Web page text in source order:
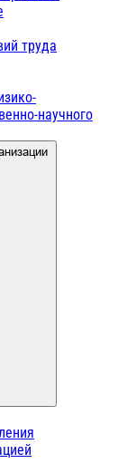
труда
научного